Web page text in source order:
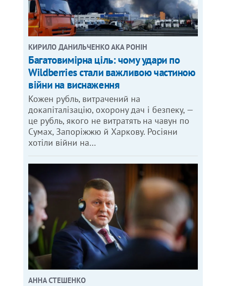
КИРИЛО ДАНИЛЬЧЕНКО АКА РОНІН
Багатовимірна ціль: чому удари по
Wildberries стали важливою частиною
війни на виснаження
Кожен рубль, витрачений на
докапіталізацію, охорону дач і безпеку, —
це рубль, якого не витратять на чавун по
Сумах, Запоріжжю й Харкову. Росіяни
хотіли війни на…
АННА СТЕШЕНКО